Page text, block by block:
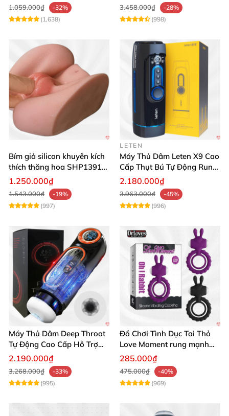
1.059.000₫
-32%
(1,638)
3.458.000₫
-28%
(998)
Bím giả silicon khuyên kích
thích thăng hoa SHP1391
ShopHanhPhuc
1.250.000₫
1.543.000₫
-19%
(997)
LETEN
Máy Thủ Dâm Leten X9 Cao
Cấp Thụt Bú Tự Động Rung
Rên
2.180.000₫
3.963.000₫
-45%
(996)
Máy Thủ Dâm Deep Throat
Tự Động Cao Cấp Hỗ Trợ
Gắn Tường
2.190.000₫
3.268.000₫
-33%
(995)
Đồ Chơi Tình Dục Tai Thỏ
Love Moment rung mạnh
mẽ êm ái
285.000₫
475.000₫
-40%
(969)